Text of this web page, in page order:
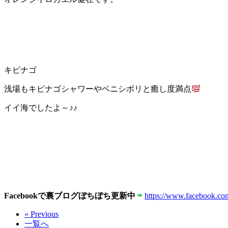
キビナゴ
浅場もキビナゴシャワーやベニシボリと癒し度満点
イイ海でしたよ～♪♪
Facebookで裏ブログぼちぼち更新中 https://
« Previous
一覧へ